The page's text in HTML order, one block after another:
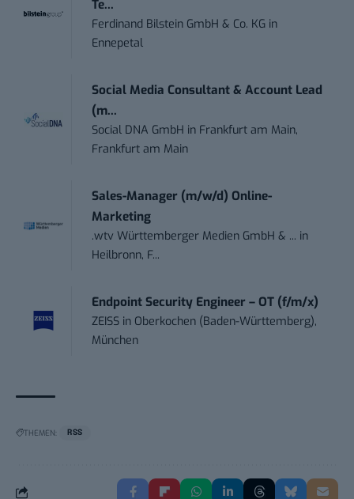
Te...
Ferdinand Bilstein GmbH & Co. KG in
Ennepetal
Social Media Consultant & Account Lead
(m...
Social DNA GmbH in Frankfurt am Main,
Frankfurt am Main
Sales-Manager (m/w/d) Online-
Marketing
.wtv Württemberger Medien GmbH & ... in
Heilbronn, F...
Endpoint Security Engineer – OT (f/m/x)
ZEISS in Oberkochen (Baden-Württemberg),
München
THEMEN: RSS